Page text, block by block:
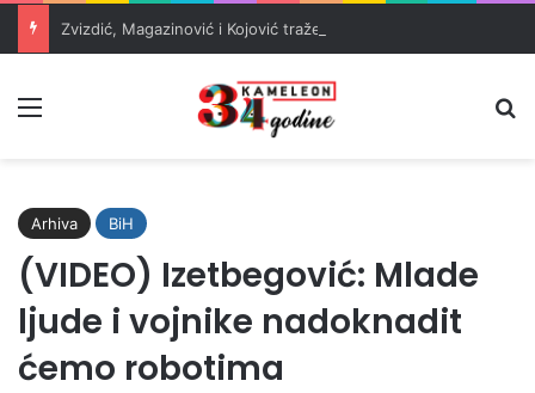
Arhiva BiH
(VIDEO) Izetbegović: Mlade
ljude i vojnike nadoknadit
ćemo robotima